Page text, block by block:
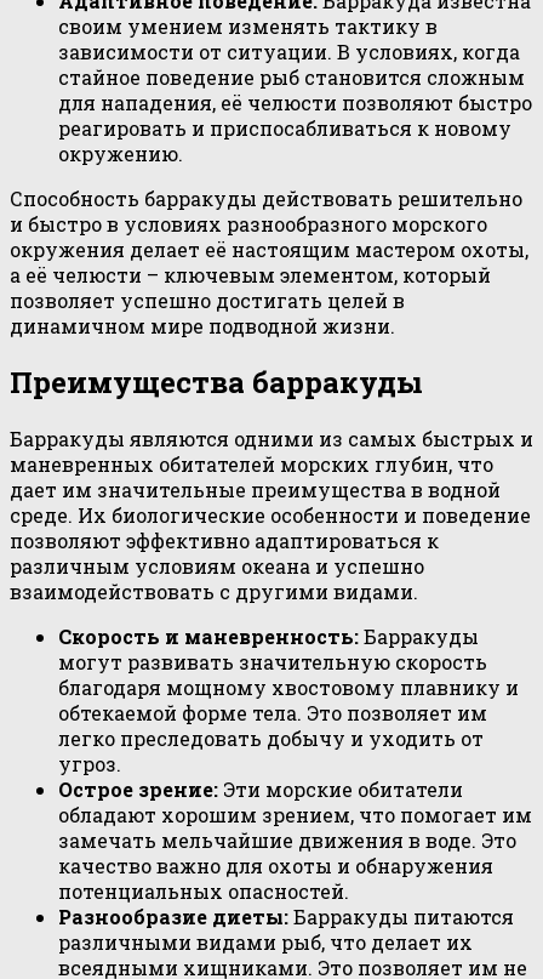
своим умением изменять тактику в
зависимости от ситуации. В условиях, когда
стайное поведение рыб становится сложным
для нападения, её челюсти позволяют быстро
реагировать и приспосабливаться к новому
окружению.
Способность барракуды действовать решительно
и быстро в условиях разнообразного морского
окружения делает её настоящим мастером охоты,
а её челюсти – ключевым элементом, который
позволяет успешно достигать целей в
динамичном мире подводной жизни.
Преимущества барракуды
Барракуды являются одними из самых быстрых и
маневренных обитателей морских глубин, что
дает им значительные преимущества в водной
среде. Их биологические особенности и поведение
позволяют эффективно адаптироваться к
различным условиям океана и успешно
взаимодействовать с другими видами.
Скорость и маневренность:Барракуды
могут развивать значительную скорость
благодаря мощному хвостовому плавнику и
обтекаемой форме тела. Это позволяет им
легко преследовать добычу и уходить от
угроз.
Острое зрение: Эти морские обитатели
обладают хорошим зрением, что помогает им
замечать мельчайшие движения в воде. Это
качество важно для охоты и обнаружения
потенциальных опасностей.
Разнообразие диеты:Барракуды питаются
различными видами рыб, что делает их
всеядными хищниками. Это позволяет им не